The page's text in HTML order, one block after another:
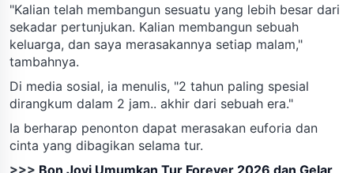
"Kalian telah membangun sesuatu yang lebih besar dari
sekadar pertunjukan. Kalian membangun sebuah
keluarga, dan saya merasakannya setiap malam,"
tambahnya.
Di media sosial, ia menulis, "2 tahun paling spesial
dirangkum dalam 2 jam.. akhir dari sebuah era."
Ia berharap penonton dapat merasakan euforia dan
cinta yang dibagikan selama tur.
>>> Bon Jovi Umumkan Tur Forever 2026 dan Gelar